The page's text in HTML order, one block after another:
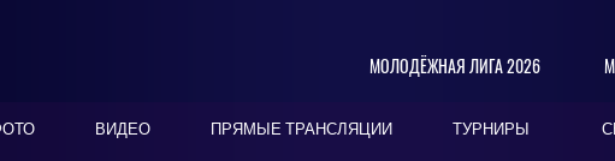
МОЛОДЁЖНАЯ ЛИГА 2026
ВИДЕО ПРЯМЫЕ ТРАНСЛЯЦИИ ТУРНИРЫ